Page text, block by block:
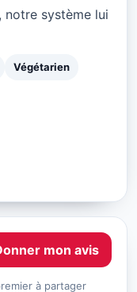
notre système lui
Végétarien
mon avis
à partager